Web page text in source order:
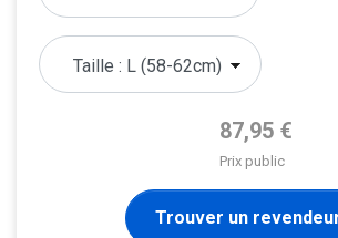
Prix de base
87,95 €
Prix public
Trouver un